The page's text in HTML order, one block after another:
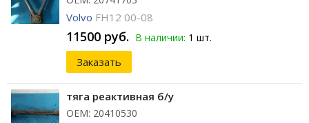
Volvo FH12 00-08
11500 руб. В наличии: 1 шт.
Заказать
тяга реактивная б/у
ОЕМ: 20410530